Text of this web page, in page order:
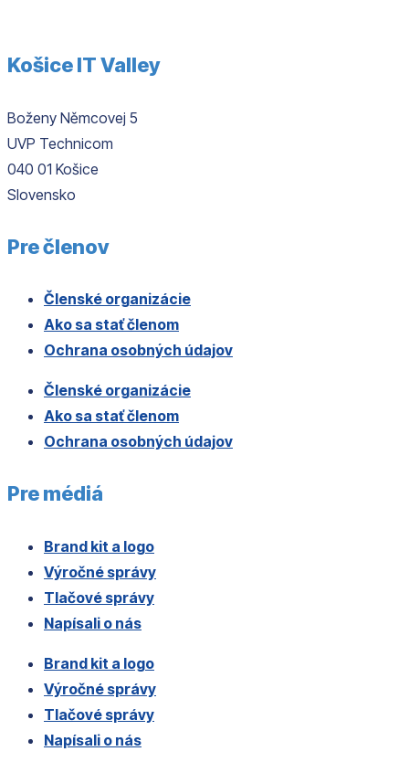
Košice IT Valley
Boženy Němcovej 5
UVP Technicom
040 01 Košice
Slovensko
Pre členov
Členské organizácie
Ako sa stať členom
Ochrana osobných údajov
Členské organizácie
Ako sa stať členom
Ochrana osobných údajov
Pre médiá
Brand kit a logo
Výročné správy
Tlačové správy
Napísali o nás
Brand kit a logo
Výročné správy
Tlačové správy
Napísali o nás